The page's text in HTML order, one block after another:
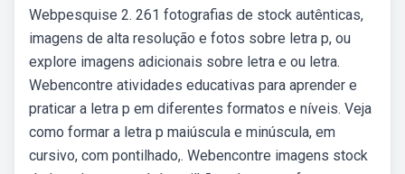
Webpesquise 2. 261 fotografias de stock autênticas,
imagens de alta resolução e fotos sobre letra p, ou
explore imagens adicionais sobre letra e ou letra.
Webencontre atividades educativas para aprender e
praticar a letra p em diferentes formatos e níveis. Veja
como formar a letra p maiúscula e minúscula, em
cursivo, com pontilhado,. Webencontre imagens stock